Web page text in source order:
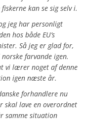
kan se sig selv i.
jeg har personligt
hos både EU’s
Så jeg er glad for,
farvande igen.
vi lærer noget af denne
igen næste år.
forhandlere nu
skal lave en overordnet
samme situation